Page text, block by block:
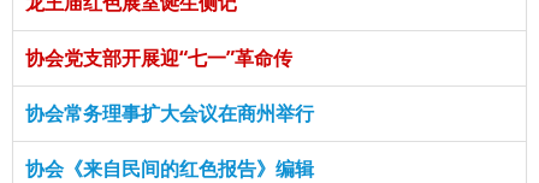
协会党支部开展迎“七一”革命传
协会常务理事扩大会议在商州举行
协会《来自民间的红色报告》编辑